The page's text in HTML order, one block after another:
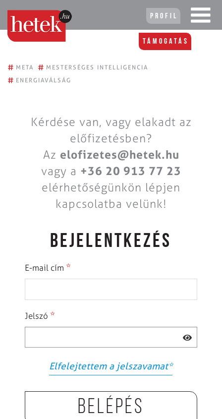
Profil
Támogatás
# META # MESTERSÉGES INTELLIGENCIA
# ENERGIAVÁLSÁG
Kérdése van, vagy elakadt az
előfizetésben?
Az elofizetes@hetek.hu
vagy a +36 20 913 77 23
elérhetőségünkön lépjen
kapcsolatba velünk!
BEJELENTKEZÉS
E-mail cím *
Jelszó *
Elfelejtettem a jelszavamat*
Belépés